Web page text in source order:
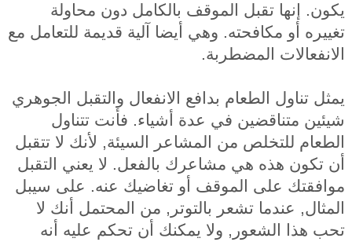
يكون. إنها تقبل الموقف بالكامل دون محاولة
تغييره أو مكافحته. وهي أيضا آلية قديمة للتعامل مع
الانفعالات المضطربة.
يمثل تناول الطعام بدافع الانفعال والتقبل الجوهري
شيئين متناقضين في عدة أشياء. فأنت تتناول
الطعام للتخلص من المشاعر السيئة, لأنك لا تتقبل
أن تكون هذه هي مشاعرك بالفعل. لا يعني التقبل
موافقتك على الموقف أو تغاضيك عنه. على سيبل
المثال, عندما تشعر بالتوتر, من المحتمل أنك لا
تحب هذا الشعور, ولا يمكنك أن تحكم عليه أنه